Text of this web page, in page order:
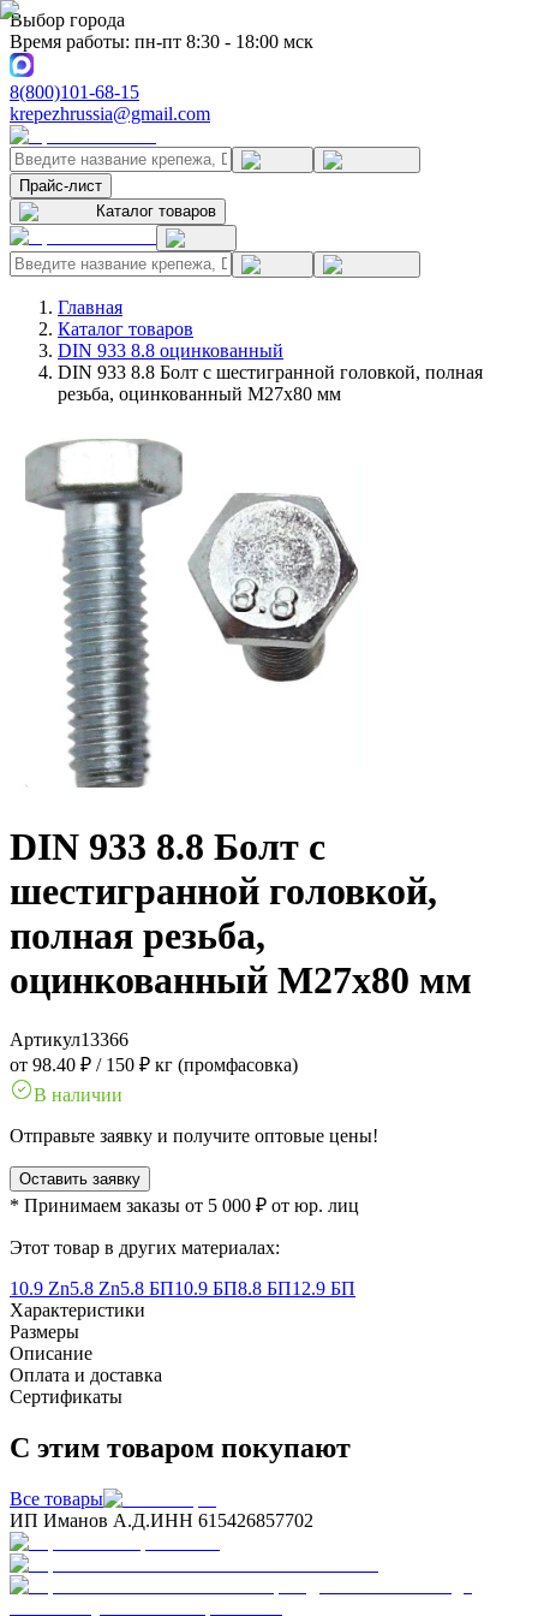
Выбор города
Время работы: пн-пт 8:30 - 18:00 мск
8(800)101-68-15
krepezhrussia@gmail.com
Прайс-лист
Каталог товаров
Главная
Каталог товаров
DIN 933 8.8 оцинкованный
DIN 933 8.8 Болт с шестигранной головкой, полная
резьба, оцинкованный M27x80 мм
DIN 933 8.8 Болт с
шестигранной головкой,
полная резьба,
оцинкованный M27x80 мм
Артикул13366
от 98.40 ₽ / 150 ₽ кг (промфасовка)
В наличии
Отправьте заявку и получите оптовые цены!
Оставить заявку
* Принимаем заказы от 5 000 ₽ от юр. лиц
Этот товар в других материалах:
10.9 Zn5.8 Zn5.8 БП10.9 БП8.8 БП12.9 БП
Характеристики
Размеры
Описание
Оплата и доставка
Сертификаты
С этим товаром покупают
Все товары
ИП Иманов А.Д.ИНН 615426857702